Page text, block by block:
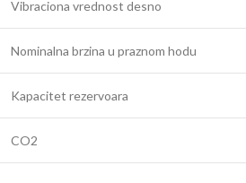
Vibraciona vrednost desno
Nominalna brzina u praznom hodu
Kapacitet rezervoara
CO2